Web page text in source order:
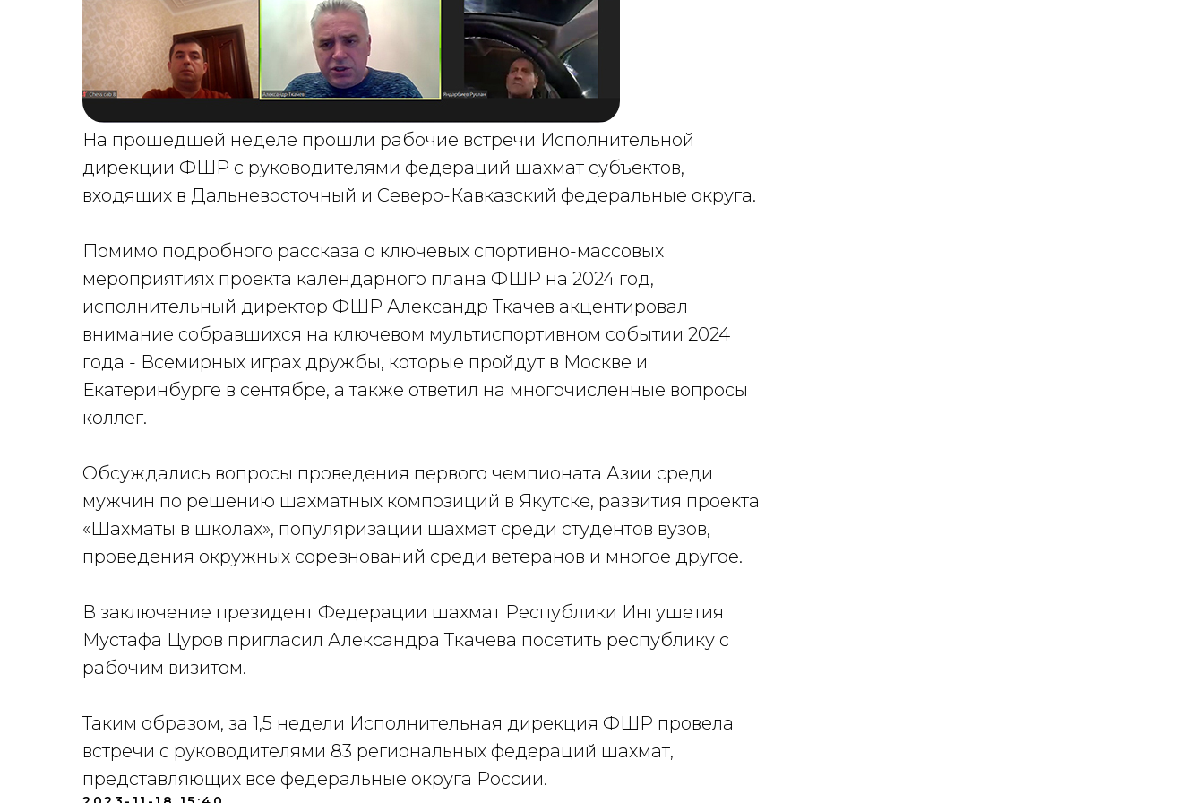
На прошедшей неделе прошли рабочие встречи Исполнительной
дирекции ФШР с руководителями федераций шахмат субъектов,
входящих в Дальневосточный и Северо-Кавказский федеральные округа.
Помимо подробного рассказа о ключевых спортивно-массовых
мероприятиях проекта календарного плана ФШР на 2024 год,
исполнительный директор ФШР Александр Ткачев акцентировал
внимание собравшихся на ключевом мультиспортивном событии 2024
года - Всемирных играх дружбы, которые пройдут в Москве и
Екатеринбурге в сентябре, а также ответил на многочисленные вопросы
коллег.
Обсуждались вопросы проведения первого чемпионата Азии среди
мужчин по решению шахматных композиций в Якутске, развития проекта
«Шахматы в школах», популяризации шахмат среди студентов вузов,
проведения окружных соревнований среди ветеранов и многое другое.
В заключение президент Федерации шахмат Республики Ингушетия
Мустафа Цуров пригласил Александра Ткачева посетить республику с
рабочим визитом.
Таким образом, за 1,5 недели Исполнительная дирекция ФШР провела
встречи с руководителями 83 региональных федераций шахмат,
представляющих все федеральные округа России.